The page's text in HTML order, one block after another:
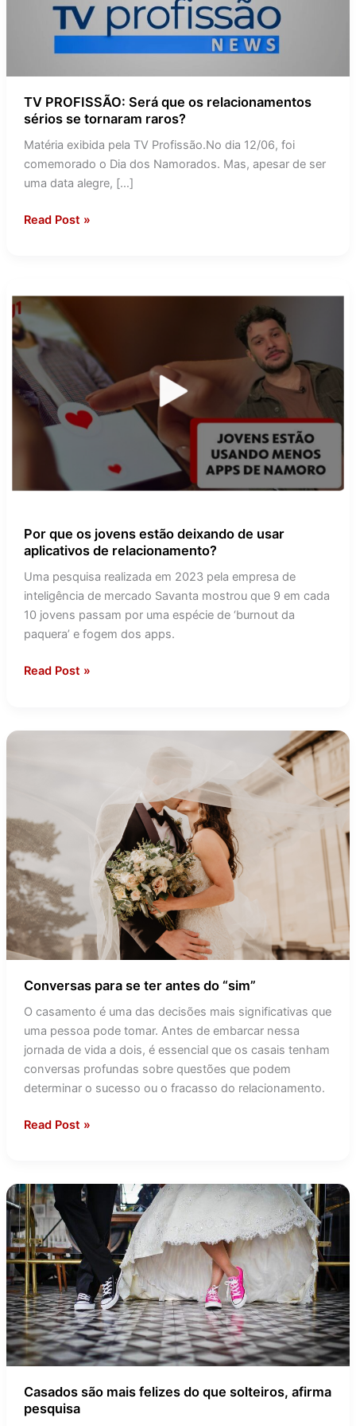
TV PROFISSÃO: Será que os relacionamentos
sérios se tornaram raros?
Matéria exibida pela TV Profissão.No dia 12/06, foi
comemorado o Dia dos Namorados. Mas, apesar de ser
uma data alegre, […]
tornaram
raros?
Read Post »
Por que os jovens estão deixando de usar
aplicativos de relacionamento?
Uma pesquisa realizada em 2023 pela empresa de
inteligência de mercado Savanta mostrou que 9 em cada
10 jovens passam por uma espécie de ‘burnout da
paquera’ e fogem dos apps.
que
os
jovens
estão
deixando
de
aplicativos
relacionamento?
Read Post »
Conversas para se ter antes do “sim”
O casamento é uma das decisões mais significativas que
uma pessoa pode tomar. Antes de embarcar nessa
jornada de vida a dois, é essencial que os casais tenham
conversas profundas sobre questões que podem
determinar o sucesso ou o fracasso do relacionamento.
antes
do
“sim”
Read Post »
Casados são mais felizes do que solteiros, afirma
pesquisa
Casados
são
mais
felizes
do
que
solteiros,
afirma
pesquisa